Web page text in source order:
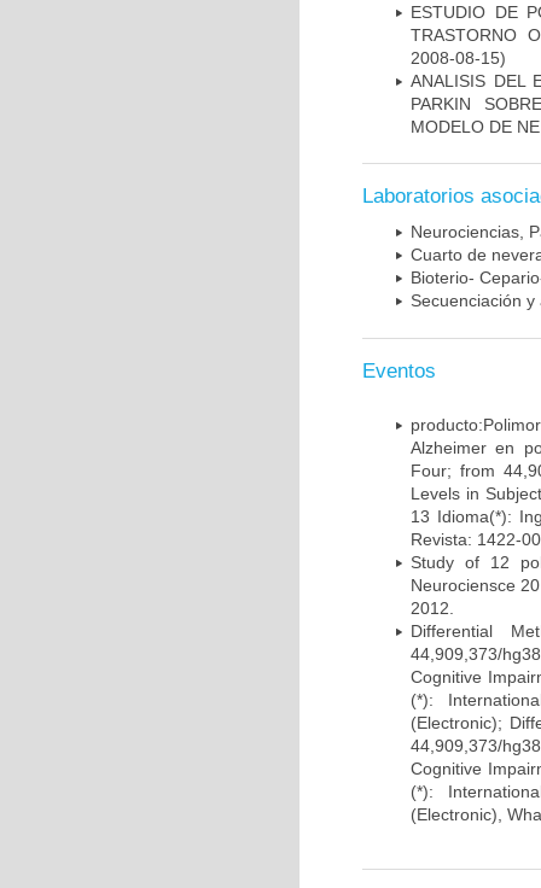
ESTUDIO DE
TRASTORNO
2008-08-15)
ANALISIS DEL
PARKIN
MODELO DE
Laboratorios
Neurociencias,
Cuarto de
Bioterio-
Secuenciación
Eventos
Alzheimer en
Four; from
Levels in
13 Idioma(*):
Revista: 1422-
Study of 12
Neurociensce
2012.
Differential
44,909,373/
Cognitive
(*):
(Electronic);
44,909,373/
Cognitive
(*):
(Electronic),